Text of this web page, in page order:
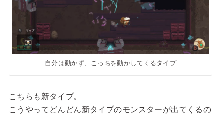
自分は動かず、こっちを動かしてくるタイプ
こちらも新タイプ。
こうやってどんどん新タイプのモンスターが出てくるの